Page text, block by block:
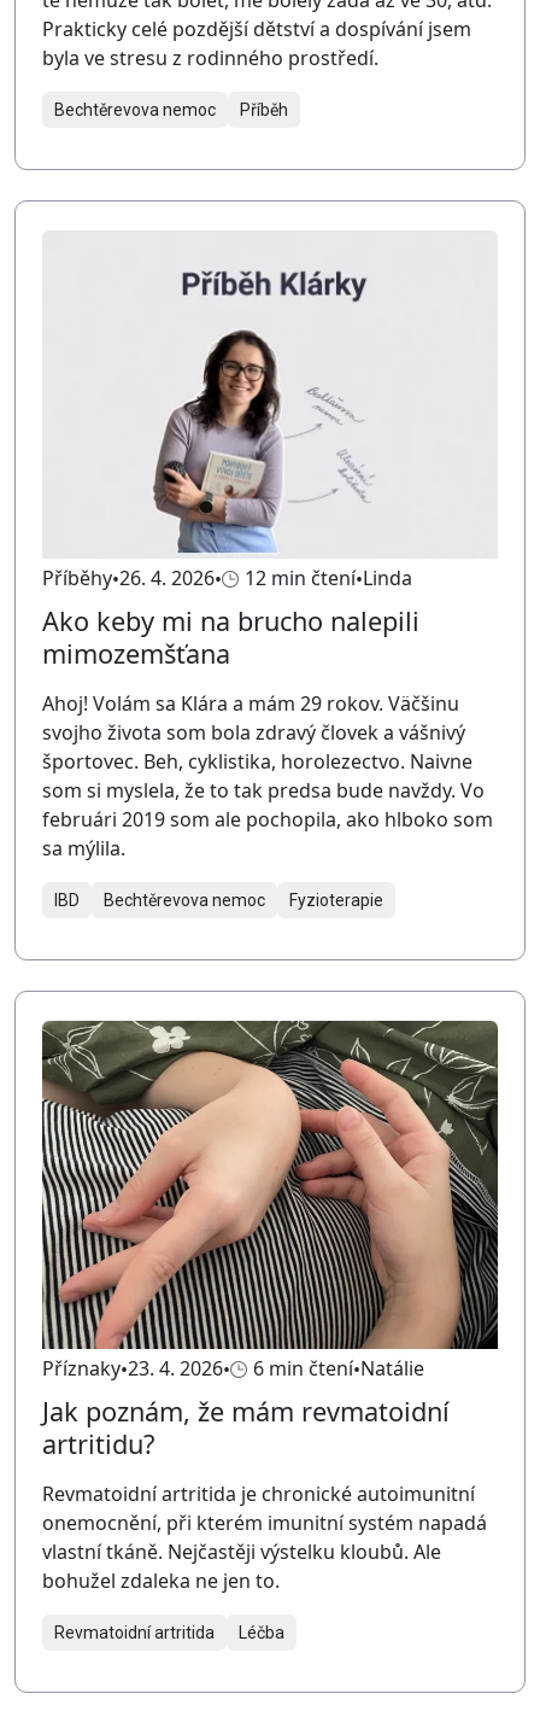
Prakticky celé pozdější dětství a dospívání jsem
byla ve stresu z rodinného prostředí.
Bechtěrevova nemoc Příběh
Příběhy 26. 4. 2026 12 min čtení Linda
Ako keby mi na brucho nalepili
mimozemšťana
Ahoj! Volám sa Klára a mám 29 rokov. Väčšinu
svojho života som bola zdravý človek a vášnivý
športovec. Beh, cyklistika, horolezectvo. Naivne
som si myslela, že to tak predsa bude navždy. Vo
februári 2019 som ale pochopila, ako hlboko som
sa mýlila.
IBD Bechtěrevova nemoc Fyzioterapie
Příznaky 23. 4. 2026 6 min čtení Natálie
Jak poznám, že mám revmatoidní
artritidu?
Revmatoidní artritida je chronické autoimunitní
onemocnění, při kterém imunitní systém napadá
vlastní tkáně. Nejčastěji výstelku kloubů. Ale
bohužel zdaleka ne jen to.
Revmatoidní artritida Léčba